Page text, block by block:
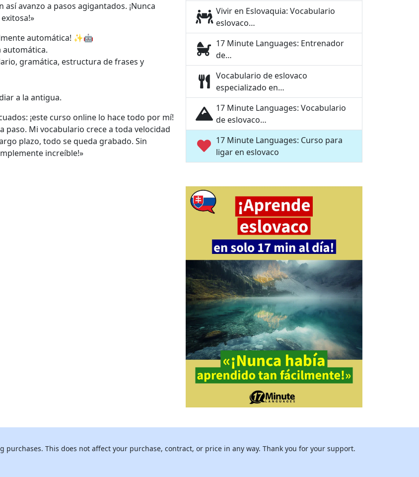
avanzo a pasos agigantados. ¡Nunca
automática! ✨🤖
automática.
gramática, estructura de frases y
a la antigua.
¡este curso online lo hace todo por mí!
paso. Mi vocabulario crece a toda velocidad
plazo, todo se queda grabado. Sin
increíble!»
Vivir en Eslovaquia: Vocabulario
eslovaco…
17 Minute Languages: Entrenador
de…
Vocabulario de eslovaco
especializado en…
17 Minute Languages: Vocabulario
de eslovaco…
17 Minute Languages: Curso para
ligar en eslovaco
purchases. This does not affect your purchase, contract, or price in any way. Thank you for your support.